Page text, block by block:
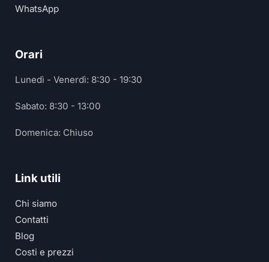
WhatsApp
Orari
Lunedì - Venerdì: 8:30 - 19:30
Sabato: 8:30 - 13:00
Domenica: Chiuso
Link utili
Chi siamo
Contatti
Blog
Costi e prezzi